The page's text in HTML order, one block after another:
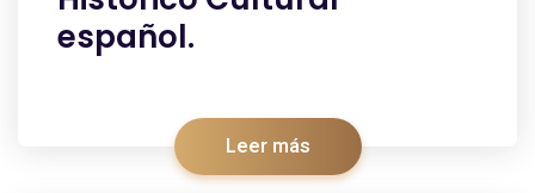
español.
Leer más